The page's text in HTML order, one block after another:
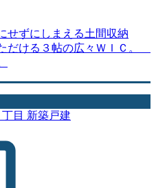
せずにしまえる土間収納
だける３帖の広々ＷＩＣ。
目 新築戸建